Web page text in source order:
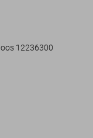
jas gemakkelijk te
zoals de zwarte
en eigentijdse touch.
door de stad loopt,
12236300